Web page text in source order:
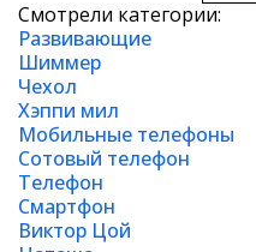
Смотрели категории:
Развивающие
Шиммер
Чехол
Хэппи мил
Мобильные телефоны
Сотовый телефон
Телефон
Смартфон
Виктор Цой